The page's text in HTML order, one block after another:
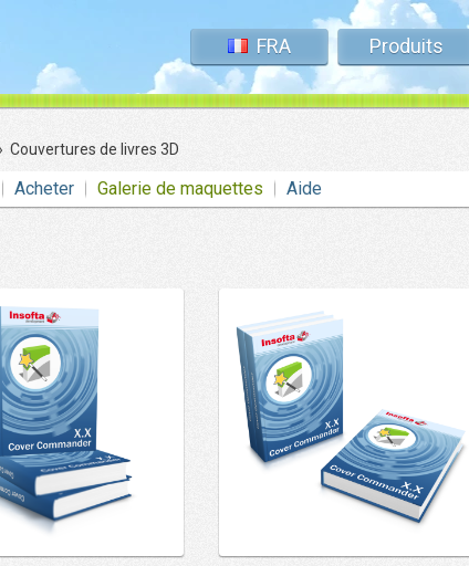
FRA Produits
Couvertures de livres 3D
Acheter Galerie de maquettes Aide